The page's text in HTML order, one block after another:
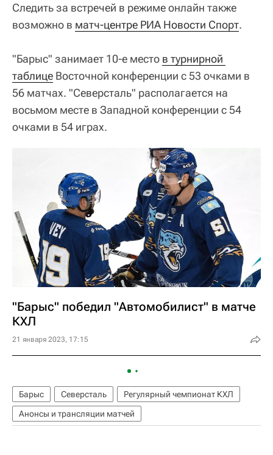
Следить за встречей в режиме онлайн также
возможно в матч-центре РИА Новости Спорт.
"Барыс" занимает 10-е место в турнирной
таблице Восточной конференции с 53 очками в
56 матчах. "Северсталь" располагается на
восьмом месте в Западной конференции с 54
очками в 54 играх.
"Барыс" победил "Автомобилист" в матче
КХЛ
21 января 2023, 17:15
Барыс Северсталь
Регулярный чемпионат КХЛ
Анонсы и трансляции матчей